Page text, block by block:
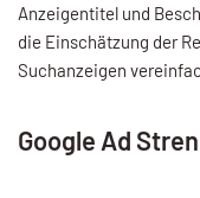
Anzeigentitel und
die Einschätzung der
Suchanzeigen
Google Ad